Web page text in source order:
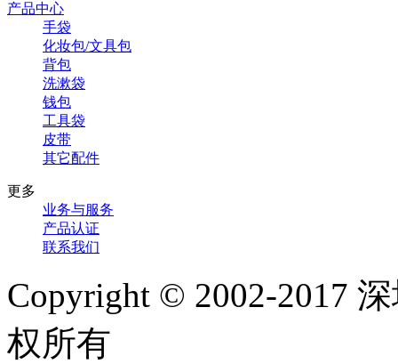
产品中心
手袋
化妆包/文具包
背包
洗漱袋
钱包
工具袋
皮带
其它配件
更多
业务与服务
产品认证
联系我们
Copyright © 2002-2017
权所有